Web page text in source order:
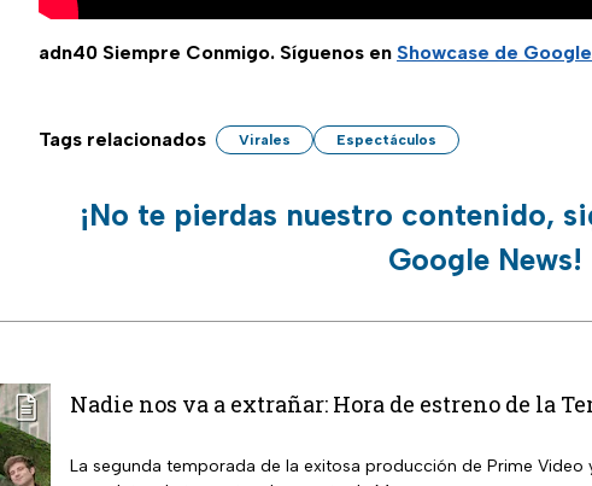
adn40 Siempre Conmigo. Síguenos en Showcase de Google
Tags relacionados Virales Espectáculos
¡No te pierdas nuestro contenido,
Google News!
Nadie nos va a extrañar: Hora de estreno de la
La segunda temporada de la exitosa producción de Prime